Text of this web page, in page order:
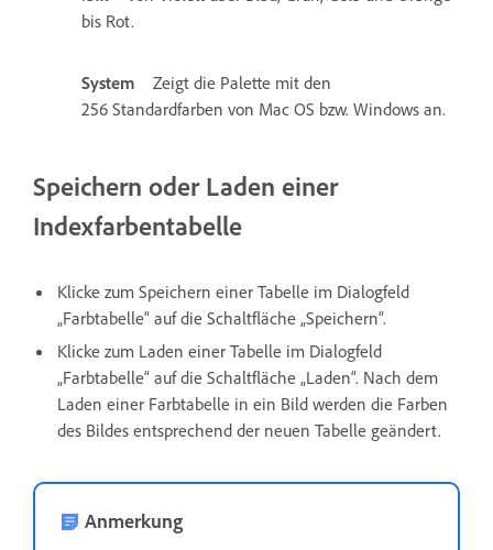
bis Rot.
System
Zeigt die Palette mit den
256 Standardfarben von Mac OS bzw. Windows an.
Speichern oder Laden einer
Indexfarbentabelle
Klicke zum Speichern einer Tabelle im Dialogfeld
„Farbtabelle“ auf die Schaltfläche „Speichern“.
Klicke zum Laden einer Tabelle im Dialogfeld
„Farbtabelle“ auf die Schaltfläche „Laden“. Nach dem
Laden einer Farbtabelle in ein Bild werden die Farben
des Bildes entsprechend der neuen Tabelle geändert.
Anmerkung